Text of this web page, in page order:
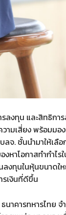
ลงทุน และสิทธิกา
วามเสี่ยง พร้อมม
ลจ. ชั้นนำมาให้เลื
าโอกาสทำกำไรใ
ลงทุนในหุ้นขนาด
รเงินที่ดีขึ้น
นาคารทหารไทย จ